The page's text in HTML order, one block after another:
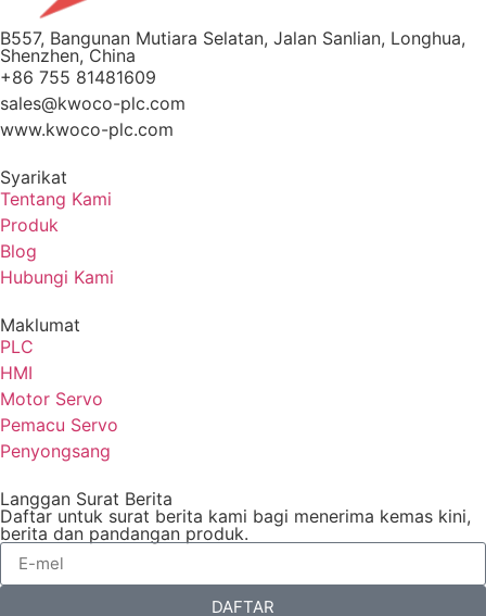
B557, Bangunan Mutiara Selatan, Jalan Sanlian, Longhua,
Shenzhen, China
+86 755 81481609
sales@kwoco-plc.com
www.kwoco-plc.com
Syarikat
Tentang Kami
Produk
Blog
Hubungi Kami
Maklumat
PLC
HMI
Motor Servo
Pemacu Servo
Penyongsang
Langgan Surat Berita
Daftar untuk surat berita kami bagi menerima kemas kini,
berita dan pandangan produk.
DAFTAR